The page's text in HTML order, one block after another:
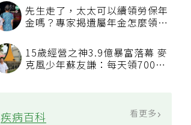
先生走了，太太可以續領勞保年
金嗎？專家揭遺屬年金怎麼領，
15歲經營之神3.9億暴富落幕 麥
克風少年蘇友謙：每天領700元
疾病百科 看更多